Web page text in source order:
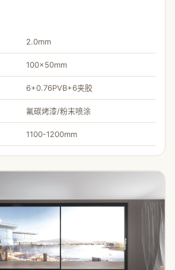
2.0mm
100×50mm
6+0.76PVB+6夹胶
氟碳烤漆/粉末喷涂
1100-1200mm